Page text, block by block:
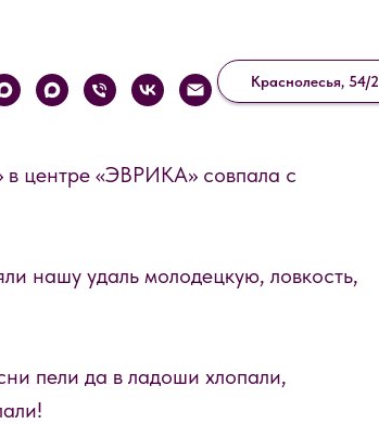
Краснолесья, 54/2
в центре «ЭВРИКА» совпала с
нашу удаль молодецкую, ловкость,
пели да в ладоши хлопали,